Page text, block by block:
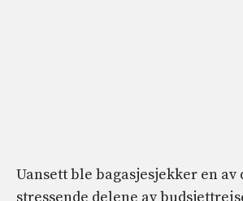
Uansett ble bagasjesjekker en av
stressende delene av